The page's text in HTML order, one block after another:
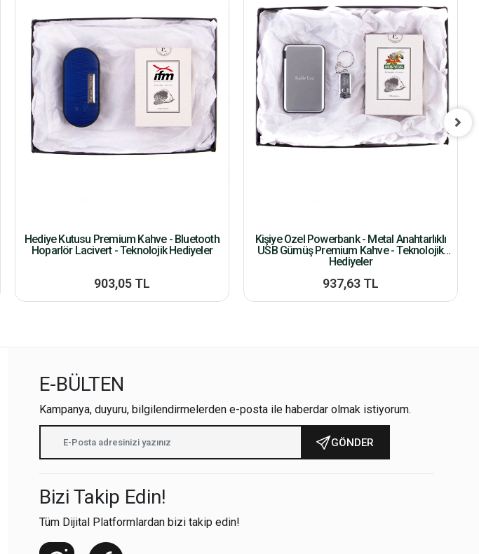
Hediye Kutusu Premium Kahve - Bluetooth
Hoparlör Lacivert - Teknolojik Hediyeler
903,05 TL
Kişiye Özel Powerbank - Metal Anahtarlıklı
USB Gümüş Premium Kahve - Teknolojik
Hediyeler
937,63 TL
E-BÜLTEN
Kampanya, duyuru, bilgilendirmelerden e-posta ile haberdar olmak istiyorum.
GÖNDER
Bizi Takip Edin!
Tüm Dijital Platformlardan bizi takip edin!